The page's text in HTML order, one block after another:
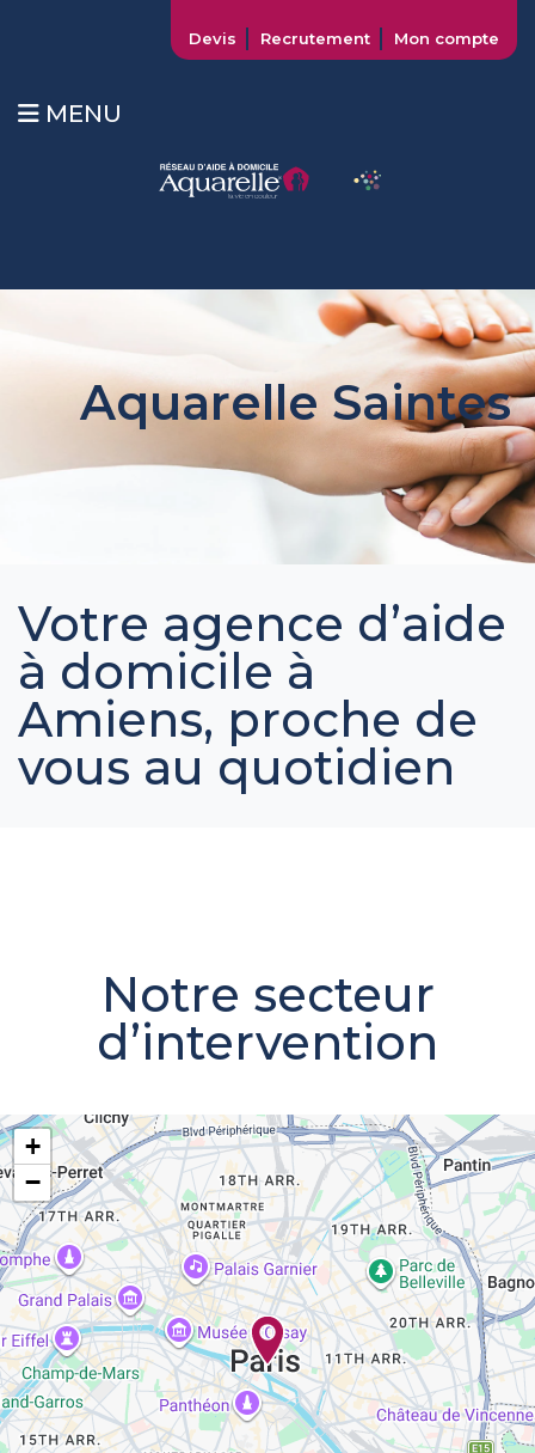
Devis Recrutement Mon compte
MENU
Aquarelle Saintes
Votre agence d’aide
à domicile à
Amiens, proche de
vous au quotidien
Notre secteur
d’intervention
+
−